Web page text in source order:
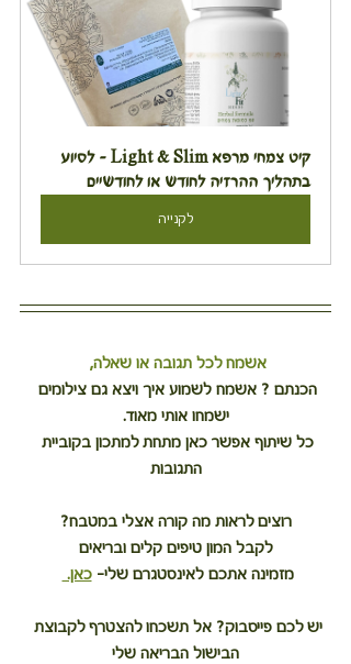
קיט צמחי מרפא Light & Slim - לסיוע
בתהליך ההרזיה לחודש או לחודשיים
לקנייה
אשמח לכל תגובה או שאלה,
הכנתם ? אשמח לשמוע איך ויצא גם צילומים
ישמחו אותי מאוד.
כל שיתוף אפשר כאן מתחת למתכון בקוביית
התגובות
רוצים לראות מה קורה אצלי במטבח?
לקבל המון טיפים קלים ובריאים
מזמינה אתכם לאינסטגרם שלי– כאן.
יש לכם פייסבוק? אל תשכחו להצטרף לקבוצת
הבישול הבריאה שלי